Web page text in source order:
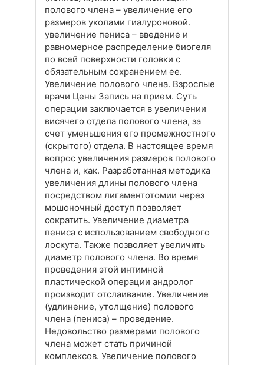
полового члена – увеличение его
размеров уколами гиалуроновой.
увеличение пениса – введение и
равномерное распределение биогеля
по всей поверхности головки с
обязательным сохранением ее.
Увеличение полового члена. Взрослые
врачи Цены Запись на прием. Суть
операции заключается в увеличении
висячего отдела полового члена, за
счет уменьшения его промежностного
(скрытого) отдела. В настоящее время
вопрос увеличения размеров полового
члена и, как. Разработанная методика
увеличения длины полового члена
посредством лигаментотомии через
мошоночный доступ позволяет
сократить. Увеличение диаметра
пениса с использованием свободного
лоскута. Также позволяет увеличить
диаметр полового члена. Во время
проведения этой интимной
пластической операции андролог
производит отслаивание. Увеличение
(удлинение, утолщение) полового
члена (пениса) – проведение.
Недовольство размерами полового
члена может стать причиной
комплексов. Увеличение полового